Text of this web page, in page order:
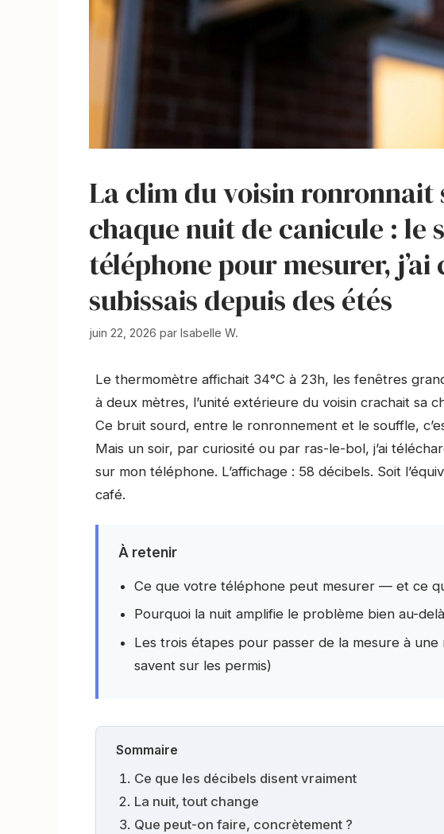
La clim du voisin ronronnait
chaque nuit de canicule : le
téléphone pour mesurer,
subissais depuis des étés
juin 22, 2026 par Isabelle W.
Le thermomètre affichait 34°C à 23h, les fenêtres
à deux mètres, l’unité extérieure du voisin crachait sa
Ce bruit sourd, entre le ronronnement et le souffle,
Mais un soir, par curiosité ou par ras-le-bol, j’ai
sur mon téléphone. L’affichage : 58 décibels. Soit
café.
À retenir
Ce que votre téléphone peut mesurer — et ce
Pourquoi la nuit amplifie le problème bien au-
Les trois étapes pour passer de la mesure à
savent sur les permis)
Sommaire
Ce que les décibels disent vraiment
La nuit, tout change
Que peut-on faire, concrètement ?